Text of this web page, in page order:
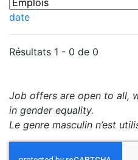
date
Résultats 1 - 0 de 0
Job offers are open to all,
in gender equality.
Le genre masculin n’est